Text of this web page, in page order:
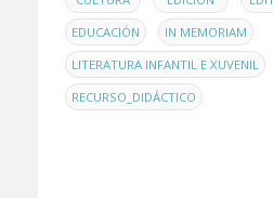
EDUCACIÓN , IN MEMORIAM ,
LITERATURA INFANTIL E XUVENIL ,
RECURSO_DIDÁCTICO